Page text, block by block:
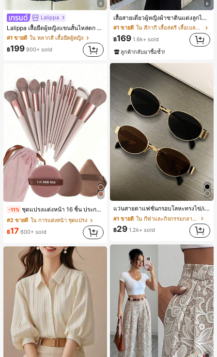
9
Lalippa
Lalippa เสื้อยืดผู้หญิงแขนสั้นไหล่ตก คอวีปกเสื้อ ลายพิมพ์ดิจิทัลลายทาง สไตล์สปอร์ตแฟชั่นมินิมอล ของขวัญสำหรับเพื่อน
#1 ขายดี ใน หลากสี เสื้อยืดผู้หญิง
฿199 900+ sold
-11% ชุดแปรงแต่งหน้า 16 ชิ้น ประกอบด้วยแปรงแต่งหน้า 13 ชิ้น, ฟองน้ำแต่งหน้ารูปหยดน้ำ 1 ชิ้น, แปรงแป้งรองพื้นกลม 1 ชิ้น และฟองน้ำแต่งหน้ารูปสามเหลี่ยม 1 ชิ้น - ชุดคลาสสิก ทำจากขนสังเคราะห์นุ่มและเป็นมิตรต่อผิว เหมาะสำหรับผู้หญิงและเด็กผู้หญิง เหมาะสำหรับฤดูใบไม้ร่วงและฤดูหนาว
#2 ขายดี ใน การแต่งหน้า ชุดแปรง
฿17 600+ sold
6
เสื้อสายเดี่ยวผู้หญิงผ้าซาตินแต่งลูกไม้ - เสื้อสายเดี่ยวฤดูร้อนสีคากีมีรอยผ่าด้านข้างที่น่าดึงดูดแบบสบายๆ
#1 ขายดี
ใน สีกากี เสื้อสตรี เสื้อเบลาส์ & Tee
฿169 1.6k+ sold
ลูกค้ากลับมาซื้อซ้ำ!
แว่นสายตาแฟชั่นกรอบโลหะทรงไข่/เหลี่ยมสำหรับผู้หญิง (กรอบครึ่ง), เหมาะสำหรับใส่ในชีวิตประจำวันและกิจกรรมกลางแจ้ง
#1 ขายดี
ใน กีฬาและกิจกรรมกลางแจ้ง
฿29 1.2k+ sold